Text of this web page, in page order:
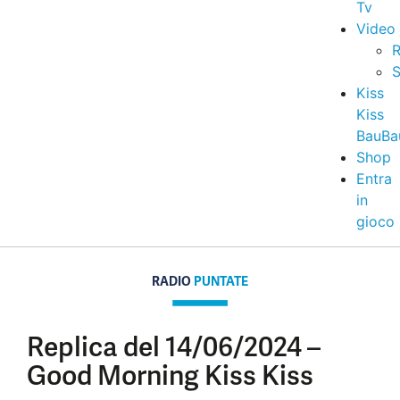
Tv
Video
Kiss
Kiss
Shop
Entra
in
gioco
RADIO PUNTATE
Replica del 14/06/2024 –
Good Morning Kiss Kiss